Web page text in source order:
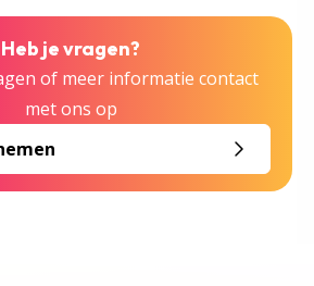
Heb je vragen?
of meer informatie contact
met ons op